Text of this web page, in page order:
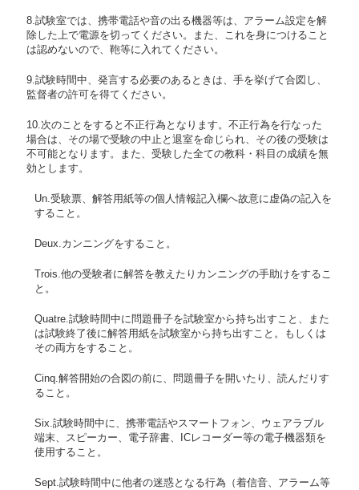
8.試験室では、携帯電話や音の出る機器等は、アラーム設定を解
除した上で電源を切ってください。また、これを身につけること
は認めないので、鞄等に入れてください。
9.試験時間中、発言する必要のあるときは、手を挙げて合図し、
監督者の許可を得てください。
10.次のことをすると不正行為となります。不正行為を行なった
場合は、その場で受験の中止と退室を命じられ、その後の受験は
不可能となります。また、受験した全ての教科・科目の成績を無
効とします。
Un.受験票、解答用紙等の個人情報記入欄へ故意に虚偽の記入を
すること。
Deux.カンニングをすること。
Trois.他の受験者に解答を教えたりカンニングの手助けをするこ
と。
Quatre.試験時間中に問題冊子を試験室から持ち出すこと、また
は試験終了後に解答用紙を試験室から持ち出すこと。もしくは
その両方をすること。
Cinq.解答開始の合図の前に、問題冊子を開いたり、読んだりす
ること。
Six.試験時間中に、携帯電話やスマートフォン、ウェアラブル
端末、スピーカー、電子辞書、ICレコーダー等の電子機器類を
使用すること。
Sept.試験時間中に他者の迷惑となる行為（着信音、アラーム等